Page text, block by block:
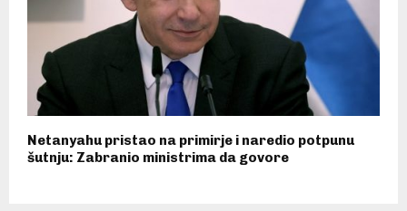
Netanyahu pristao na primirje i naredio potpunu
šutnju: Zabranio ministrima da govore